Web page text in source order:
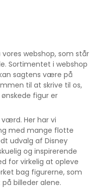
webshop, som står
Sortimentet i webshop
sagtens være på
til at skrive til os,
figur er
værd. Her har vi
med mange flotte
udvalg af Disney
og inspirerende
for virkelig at opleve
bag figurerne, som
billeder alene.